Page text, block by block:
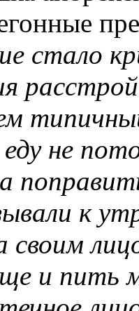
стало
не
к
своим
и пить